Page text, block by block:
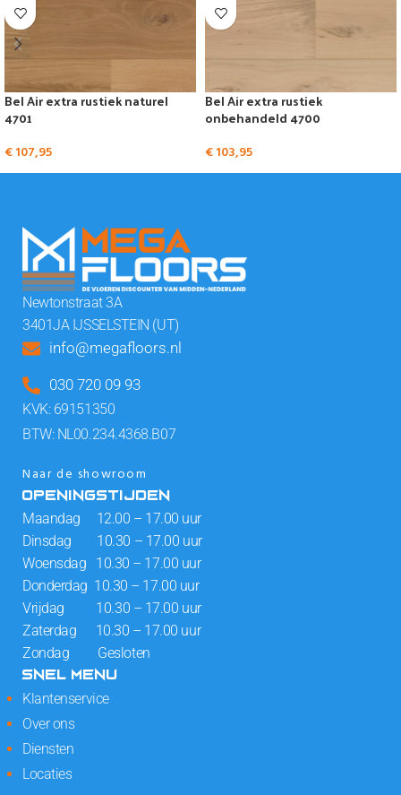
Bel Air extra rustiek naturel
4701
€107,95
Bel Air extra rustiek
onbehandeld 4700
€103,95
Newtonstraat 3A
3401JA IJSSELSTEIN (UT)
info@megafloors.nl
030 720 09 93
KVK: 69151350
BTW: NL00.234.4368.B07
Naar de showroom
OPENINGSTIJDEN
Maandag 12.00 – 17.00 uur
Dinsdag 10.30 – 17.00 uur
Woensdag 10.30 – 17.00 uur
Donderdag 10.30 – 17.00 uur
Vrijdag 10.30 – 17.00 uur
Zaterdag 10.30 – 17.00 uur
Zondag Gesloten
SNEL MENU
Klantenservice
Over ons
Diensten
Locaties